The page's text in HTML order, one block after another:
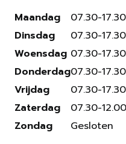
Maandag
Dinsdag
Woensdag
Donderdag
Vrijdag
Zaterdag
Zondag
07.30-
07.30-
07.30-
07.30-
07.30-
07.30-
Gesloten